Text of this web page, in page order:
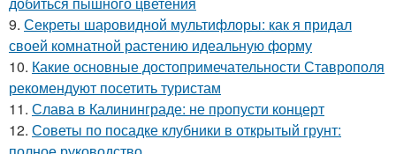
9. Секреты шаровидной мультифлоры: как я придал
своей комнатной растению идеальную форму
10. Какие основные достопримечательности Ставрополя
рекомендуют посетить туристам
11. Слава в Калининграде: не пропусти концерт
12. Советы по посадке клубники в открытый грунт: